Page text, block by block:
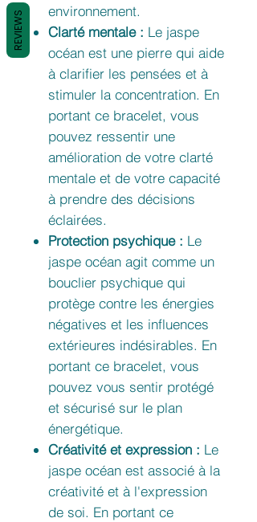
environnement.
Clarté mentale : Le jaspe
océan est une pierre qui aide
à clarifier les pensées et à
stimuler la concentration. En
portant ce bracelet, vous
pouvez ressentir une
amélioration de votre clarté
mentale et de votre capacité
à prendre des décisions
éclairées.
Protection psychique : Le
jaspe océan agit comme un
bouclier psychique qui
protège contre les énergies
négatives et les influences
extérieures indésirables. En
portant ce bracelet, vous
pouvez vous sentir protégé
et sécurisé sur le plan
énergétique.
Créativité et expression : Le
jaspe océan est associé à la
créativité et à l'expression
de soi. En portant ce
REVIEWS